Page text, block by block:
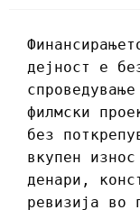
дејност е
филмски
без
вкупен
денари,
ревизија во